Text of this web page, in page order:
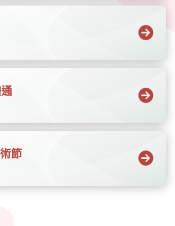
，與飄逸靈性、被譽為世界
音樂完美融合。香港兒童合
同台演出一系列曲目，包括
《茉莉花》，以熟悉旋律穿
《亞裔藝采+ 2026》禮意綻
歸來的年度大型戶外嘉年華
十一月下旬登場，獲多個駐
，匯聚不同民族風格的舞台
工作坊，呈獻約30個「一帶
體驗多元文化。嘉年華同時亦
民族文化展覽」，透過來自
編織品、特色手工藝品、照
會、香港青少年服務處、聖
童軍總會、香港女童軍總會
尋暑假期間的恆常／暑期活
閱以上各團體／機構網頁）
節